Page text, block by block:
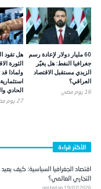
60 مليار دولار لإعادة رسم
جغرافيا النفط: هل يغيّر
الزيدي مستقبل الاقتصاد
العراقي؟
16 يوم ‎مضي
هل تقود
الثورة
ولماذا
الحادي
27 يوم ‎مضي
الأكثر قراءة
اقتصاد الجغرافيا السياسية: كيف
التجاري العالمي؟
posted on 19/07/2026